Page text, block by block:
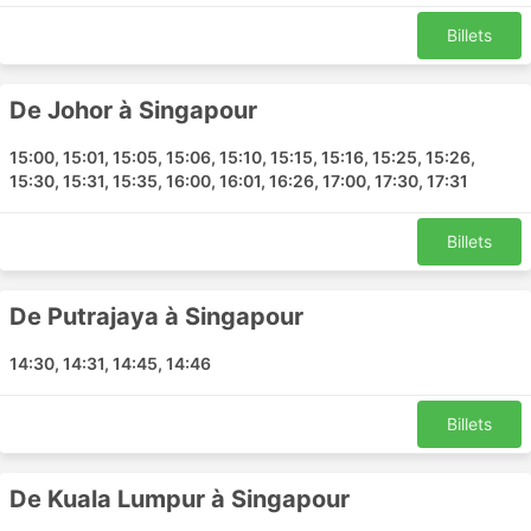
Suntec Convention Centre
Mersing Jetty Gateway
Sunway Resort Hotel
Swiss Garden Hotel Genting
Putrajaya Marriott Hotel
Sunway Pyramid Hotel
Tampines MRT Exit B
Wyndham Ion Majestic Hotel
Billets
De Johor à Singapour
15:00, 15:01, 15:05, 15:06, 15:10, 15:15, 15:16, 15:25, 15:26,
15:30, 15:31, 15:35, 16:00, 16:01, 16:26, 17:00, 17:30, 17:31
Billets
De Putrajaya à Singapour
14:30, 14:31, 14:45, 14:46
Billets
De Kuala Lumpur à Singapour